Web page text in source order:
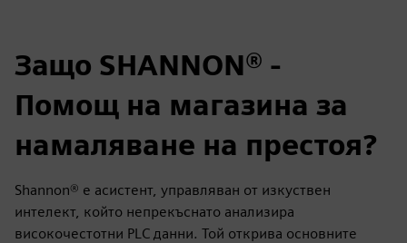
Защо SHANNON® -
Помощ на магазина за
намаляване на престоя?
Shannon® е асистент, управляван от изкуствен
интелект, който непрекъснато анализира
високочестотни PLC данни. Той открива основните